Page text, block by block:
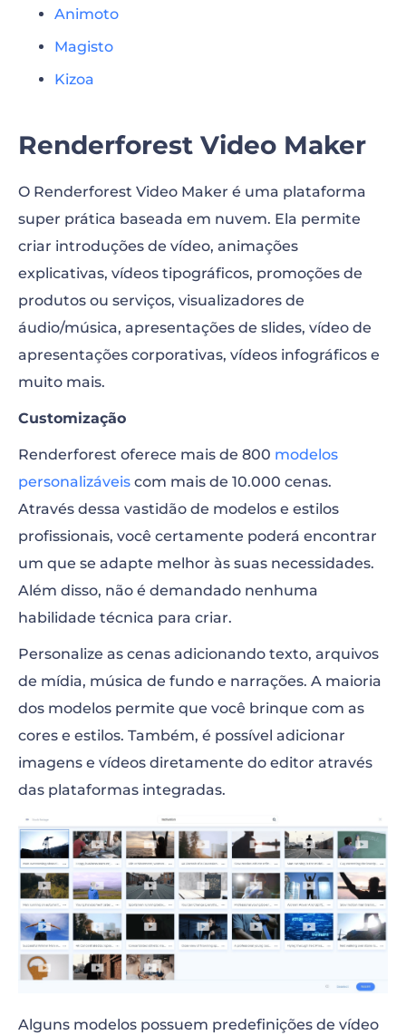
Animoto
Magisto
Kizoa
Renderforest Video Maker
O Renderforest Video Maker é uma plataforma
super prática baseada em nuvem. Ela permite
criar introduções de vídeo, animações
explicativas, vídeos tipográficos, promoções de
produtos ou serviços, visualizadores de
áudio/música, apresentações de slides, vídeo de
apresentações corporativas, vídeos infográficos e
muito mais.
Customização
Renderforest oferece mais de 800 modelos
personalizáveis ​​com mais de 10.000 cenas.
Através dessa vastidão de modelos e estilos
profissionais, você certamente poderá encontrar
um que se adapte melhor às suas necessidades.
Além disso, não é demandado nenhuma
habilidade técnica para criar.
Personalize as cenas adicionando texto, arquivos
de mídia, música de fundo e narrações. A maioria
dos modelos permite que você brinque com as
cores e estilos. Também, é possível adicionar
imagens e vídeos diretamente do editor através
das plataformas integradas.
Alguns modelos possuem predefinições de vídeo